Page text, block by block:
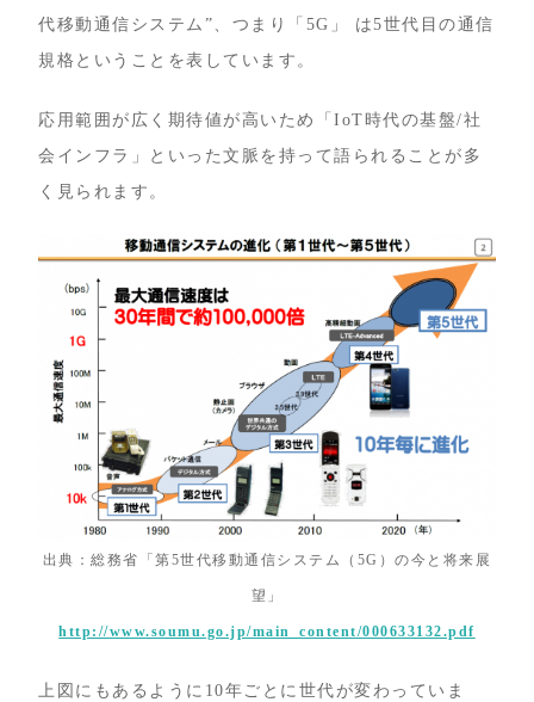
代移動通信システム”、つまり「5G」 は5世代目の通信
規格ということを表しています。
応用範囲が広く期待値が高いため「IoT時代の基盤/社
会インフラ」といった文脈を持って語られることが多
く見られます。
出典：総務省「第5世代移動通信システム（5G）の今と将来展
望」
http://www.soumu.go.jp/main_content/000633132.pdf
上図にもあるように10年ごとに世代が変わっていま